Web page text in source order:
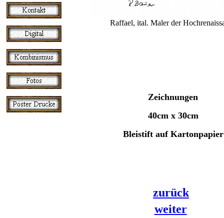
Raffael, ital. Maler der
Zeichnungen
40cm x 30cm
Bleistift auf Kartonpapier
zurück
weiter